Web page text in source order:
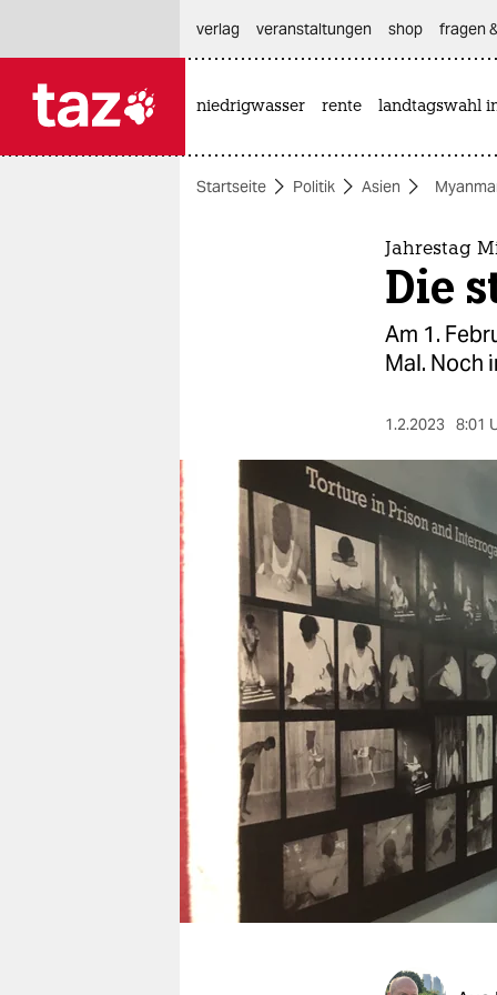
themen
berlin
nord
wahrheit
verlag
verlag
veranstaltungen
fragen & hilfe
unterstützen
verlag
veranstaltungen shop fragen
niedrigwasser rente landtagswahl
Startseite Politik Asien
Jahrestag
Die
Am 1.
Mal. Noch
1.2.2023 8:01